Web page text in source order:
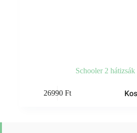
Schooler 2 hátizsák
26990Ft